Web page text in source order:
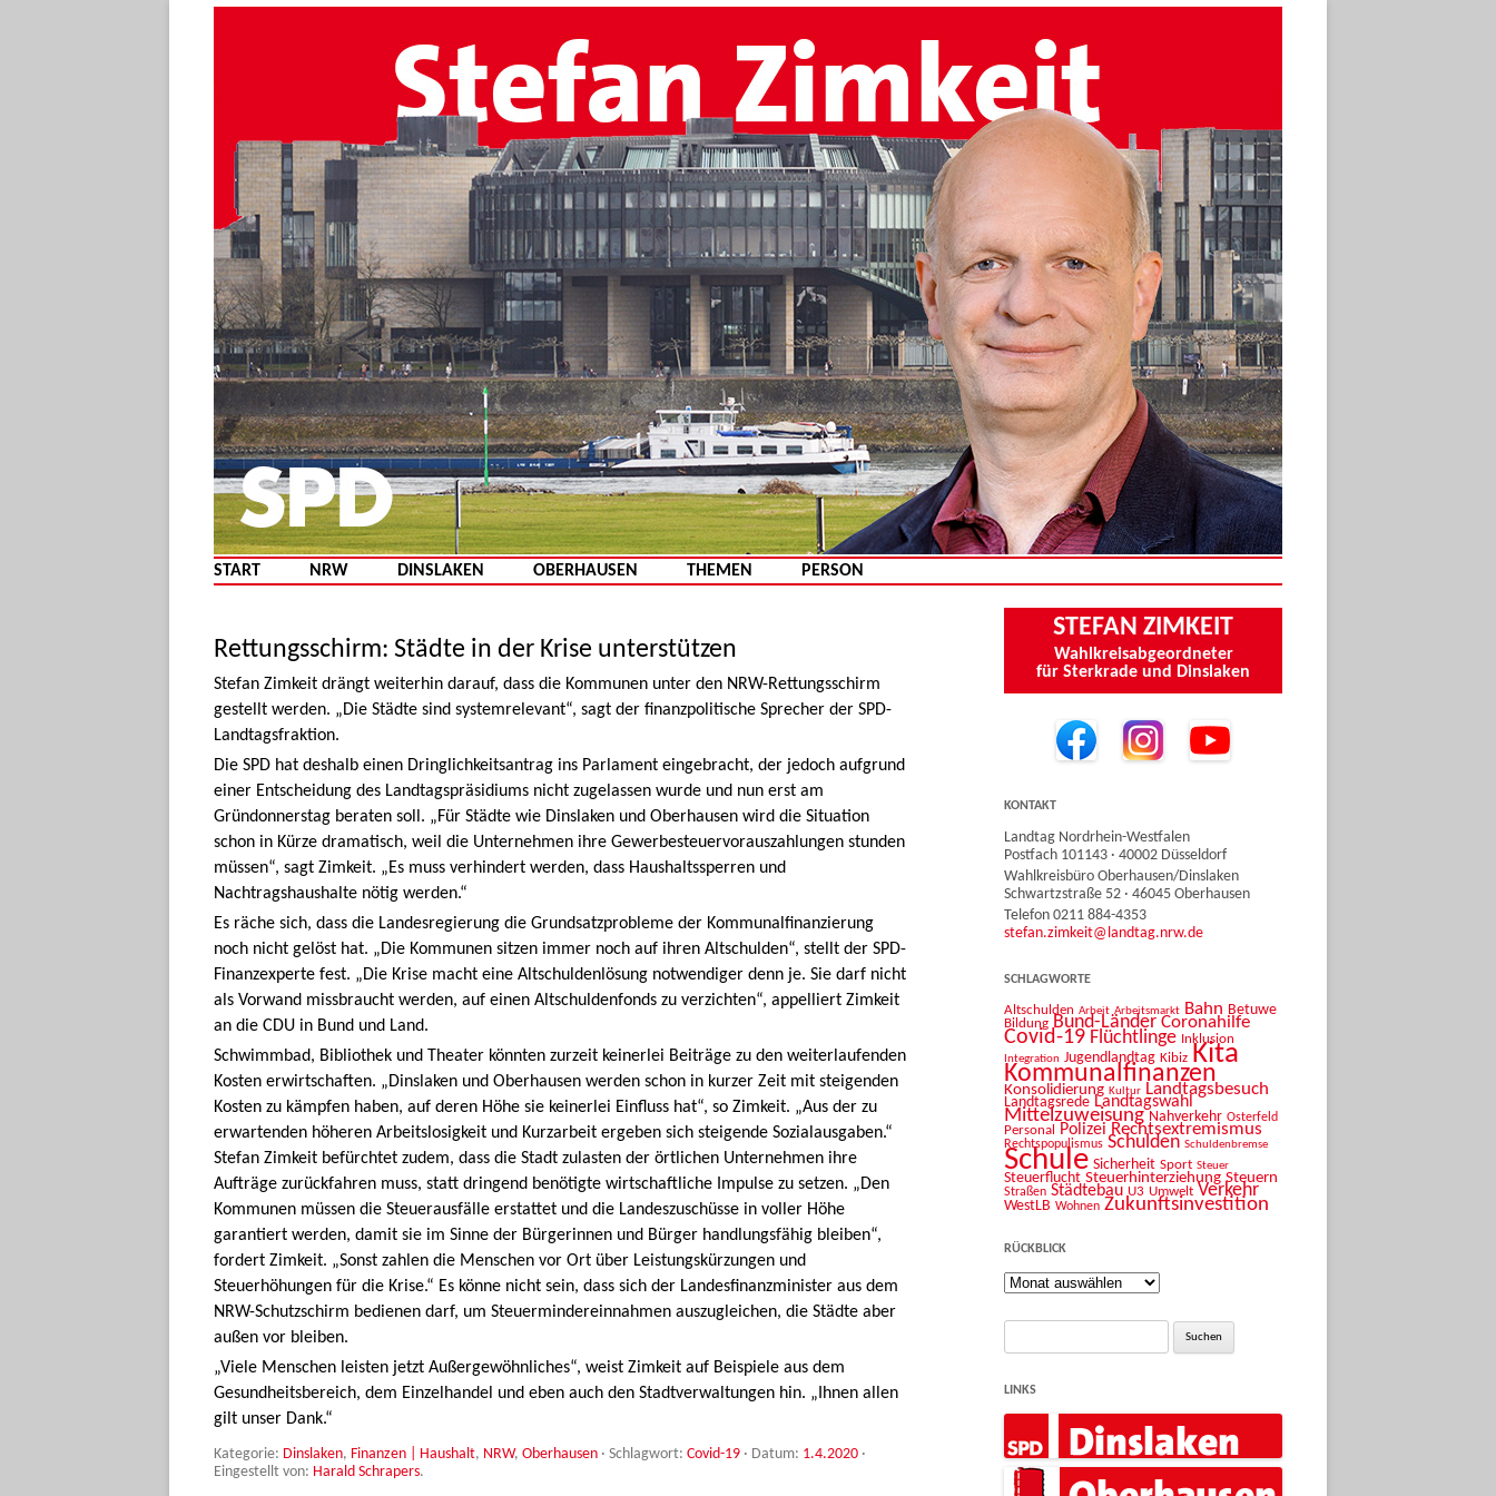
Zum Inhalt springen
START NRW DINSLAKEN OBERHAUSEN THEMEN PERSON
Rettungsschirm: Städte in der Krise unterstützen
Stefan Zimkeit drängt weiterhin darauf, dass die Kommunen unter den NRW-Rettungsschirm
gestellt werden. „Die Städte sind systemrelevant“, sagt der finanzpolitische Sprecher der SPD-
Landtagsfraktion.
Die SPD hat deshalb einen Dringlichkeitsantrag ins Parlament eingebracht, der jedoch aufgrund
einer Entscheidung des Landtagspräsidiums nicht zugelassen wurde und nun erst am
Gründonnerstag beraten soll. „Für Städte wie Dinslaken und Oberhausen wird die Situation
schon in Kürze dramatisch, weil die Unternehmen ihre Gewerbesteuervorauszahlungen stunden
müssen“, sagt Zimkeit. „Es muss verhindert werden, dass Haushaltssperren und
Nachtragshaushalte nötig werden.“
Es räche sich, dass die Landesregierung die Grundsatzprobleme der Kommunalfinanzierung
noch nicht gelöst hat. „Die Kommunen sitzen immer noch auf ihren Altschulden“, stellt der SPD-
Finanzexperte fest. „Die Krise macht eine Altschuldenlösung notwendiger denn je. Sie darf nicht
als Vorwand missbraucht werden, auf einen Altschuldenfonds zu verzichten“, appelliert Zimkeit
an die CDU in Bund und Land.
Schwimmbad, Bibliothek und Theater könnten zurzeit keinerlei Beiträge zu den weiterlaufenden
Kosten erwirtschaften. „Dinslaken und Oberhausen werden schon in kurzer Zeit mit steigenden
Kosten zu kämpfen haben, auf deren Höhe sie keinerlei Einfluss hat“, so Zimkeit. „Aus der zu
erwartenden höheren Arbeitslosigkeit und Kurzarbeit ergeben sich steigende Sozialausgaben.“
Stefan Zimkeit befürchtet zudem, dass die Stadt zulasten der örtlichen Unternehmen ihre
Aufträge zurückfahren muss, statt dringend benötigte wirtschaftliche Impulse zu setzen. „Den
Kommunen müssen die Steuerausfälle erstattet und die Landeszuschüsse in voller Höhe
garantiert werden, damit sie im Sinne der Bürgerinnen und Bürger handlungsfähig bleiben“,
fordert Zimkeit. „Sonst zahlen die Menschen vor Ort über Leistungskürzungen und
Steuerhöhungen für die Krise.“ Es könne nicht sein, dass sich der Landesfinanzminister aus dem
NRW-Schutzschirm bedienen darf, um Steuermindereinnahmen auszugleichen, die Städte aber
außen vor bleiben.
„Viele Menschen leisten jetzt Außergewöhnliches“, weist Zimkeit auf Beispiele aus dem
Gesundheitsbereich, dem Einzelhandel und eben auch den Stadtverwaltungen hin. „Ihnen allen
gilt unser Dank.“
Kategorie: Dinslaken, Finanzen | Haushalt, NRW, Oberhausen · Schlagwort: Covid-19 · Datum: 1.4.2020 ·
Eingestellt von: Harald Schrapers.
STEFAN ZIMKEIT
Wahlkreisabgeordneter
für Sterkrade und Dinslaken
KONTAKT
Landtag Nordrhein-Westfalen
Postfach 101143 · 40002 Düsseldorf
Wahlkreisbüro Oberhausen/Dinslaken
Schwartzstraße 52 · 46045 Oberhausen
Telefon 0211 884-4353
stefan.zimkeit@landtag.nrw.de
SCHLAGWORTE
Altschulden Arbeit Arbeitsmarkt Bahn Betuwe
Bildung Bund-Länder Coronahilfe
Covid-19 Flüchtlinge Inklusion
Integration Jugendlandtag Kibiz Kita
Kommunalfinanzen
Konsolidierung Kultur Landtagsbesuch
Landtagsrede Landtagswahl
Mittelzuweisung Nahverkehr Osterfeld
Personal Polizei Rechtsextremismus
Rechtspopulismus Schulden Schuldenbremse
Schule Sicherheit Sport Steuer
Steuerflucht Steuerhinterziehung Steuern
Straßen Städtebau U3 Umwelt Verkehr
WestLB Wohnen Zukunftsinvestition
RÜCKBLICK
Rückblick
Suche
LINKS